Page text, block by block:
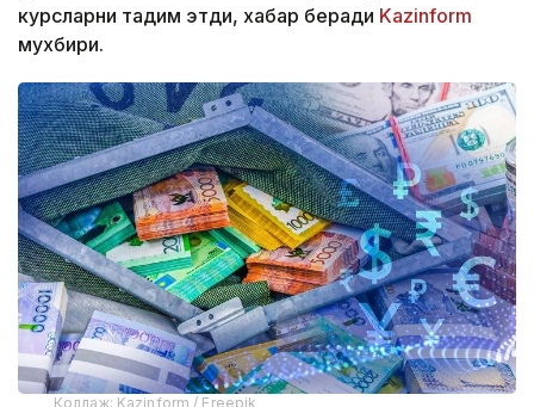
курсларни тақдим этди, хабар беради Kazinform
мухбири.
Коллаж: Kazinform / Freepik